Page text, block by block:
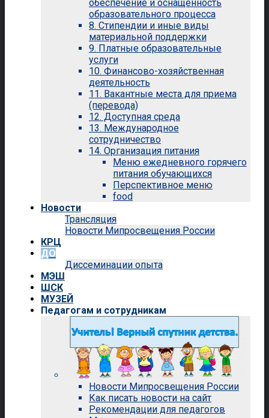
обеспечение и оснащенность
образовательного процесса
8. Стипендии и иные виды
материальной поддержки
9. Платные образовательные
услуги
10. Финансово-хозяйственная
деятельность
11. Вакантные места для приема
(перевода)
12. Доступная среда
13. Международное
сотрудничество
14. Организация питания
Меню ежедневного горячего
питания обучающихся
Перспективное меню
food
Новости
Трансляция
Новости Мипросвещения России
КРЦ
ДО
Диссеминации опыта
МЭШ
ШСК
МУЗЕЙ
Педагогам и сотрудникам
Новости Мипросвещения России
Как писать новости на сайт
Рекомендации для педагогов